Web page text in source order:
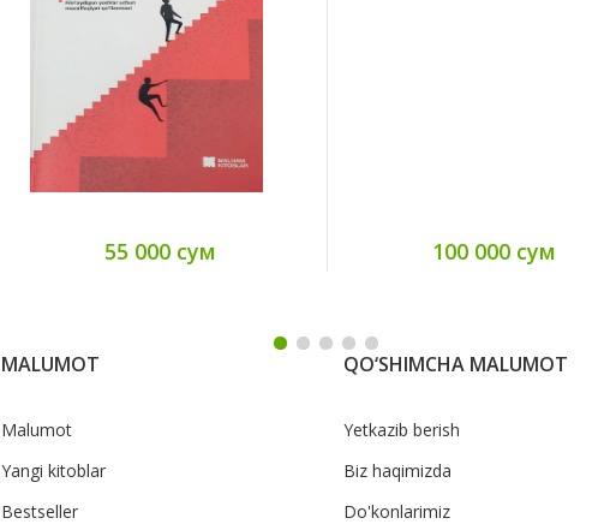
55 000 сум 100 000 сум
MALUMOT
Malumot
Yangi kitoblar
Bestseller
QO‘SHIMCHA MALUMOT
Yetkazib berish
Biz haqimizda
Do'konlarimiz